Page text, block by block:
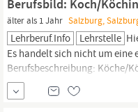
du dir folgende Fähigkeiten
Berufsbild: Koch/
älter als 1 Jahr Salzburg,
Lehrberuf.info Lehrstelle
Es handelt sich nicht um eine
Berufsbeschreibung: Köche/
Gastgewerbe, Spitälern,
Betriebskantinen und